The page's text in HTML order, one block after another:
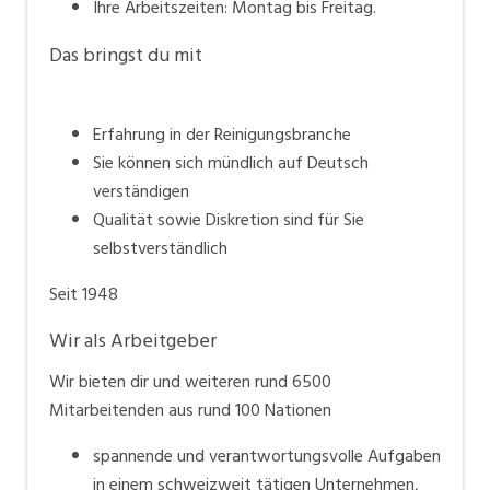
Ihre Arbeitszeiten: Montag bis Freitag.
Das bringst du mit
Erfahrung in der Reinigungsbranche
Sie können sich mündlich auf Deutsch
verständigen
Qualität sowie Diskretion sind für Sie
selbstverständlich
Seit 1948
Wir als Arbeitgeber
Wir bieten dir und weiteren rund 6500
Mitarbeitenden aus rund 100 Nationen
spannende und verantwortungsvolle Aufgaben